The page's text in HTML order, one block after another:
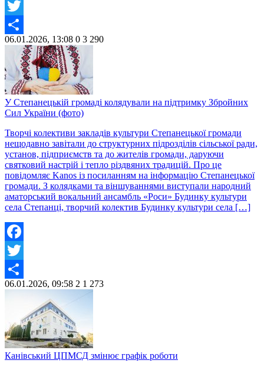
Facebook
Twitter
Share
06.01.2026, 13:08 0 3 290
У Степанецькій громаді колядували на підтримку Збройних
Сил України (фото)
Творчі колективи закладів культури Степанецької громади
нещодавно завітали до структурних підрозділів сільської ради,
установ, підприємств та до жителів громади, даруючи
святковий настрій і тепло різдвяних традицій. Про це
повідомляє Kanos із посиланням на інформацію Степанецької
громади. З колядками та віншуваннями виступали народний
аматорський вокальний ансамбль «Роси» Будинку культури
села Степанці, творчий колектив Будинку культури села […]
Facebook
Twitter
Share
06.01.2026, 09:58 2 1 273
Канівський ЦПМСД змінює графік роботи